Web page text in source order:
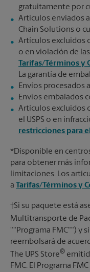
gratuitamente por
Artículos enviados a
Chain Solutions o
Artículos excluidos
o en violación de las
Tarifas/Términos y
La garantía de
Envíos procesados
Envíos embalados
Artículos excluidos
el USPS o en
restricciones para
*Disponible en
para obtener más
limitaciones. Los
a Tarifas/Términos y
†Si su paquete está
Multitransporte de
""Programa FMC"") y
reembolsará de
The UPS Store®
FMC. El Programa